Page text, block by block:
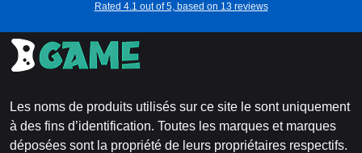
Rated 4.1 out of 5, based on 13 reviews
Les noms de produits utilisés sur ce site le sont uniquement
à des fins d’identification. Toutes les marques et marques
déposées sont la propriété de leurs propriétaires respectifs.